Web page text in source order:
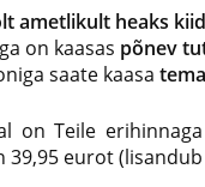
ametlikult heaks
on kaasas põnev
saate kaasa
on Teile
39,95 eurot